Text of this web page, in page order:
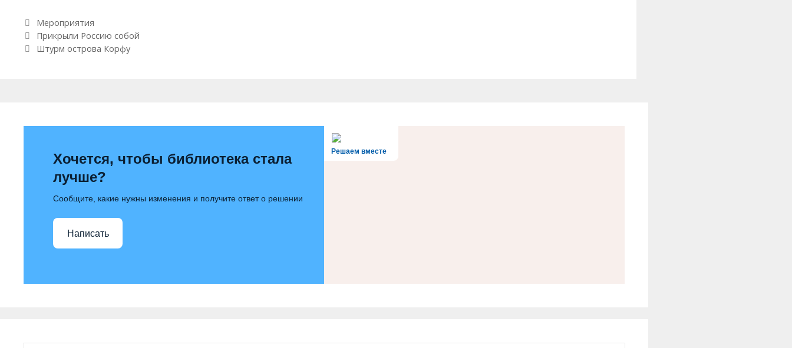
Рубрики
Мероприятия
Навигация по записям
Прикрыли Россию собой
Штурм острова Корфу
Решаем вместе
Хочется, чтобы библиотека стала
лучше?
Сообщите, какие нужны изменения и получите ответ о решении
Написать